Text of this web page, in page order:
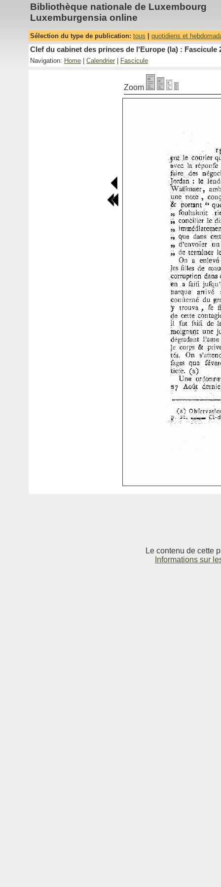
Bibliothèque nationale de Luxembourg
Luxemburgensia online
Sélection du type de publication: tous quotidiens et
Clef du cabinet des princes de l'Europe (la) : Fascicule
Navigation: Home Calendrier Fascicule
Zoom
Le contenu de cette
Informations sur